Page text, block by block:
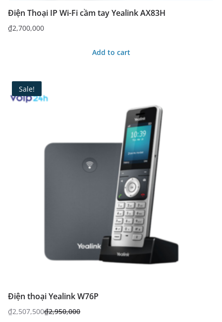
Điện Thoại IP Wi-Fi cầm tay Yealink AX83H
₫2,700,000
Add to cart
Sale!
Điện thoại Yealink W76P
₫2,950,000
₫2,507,500